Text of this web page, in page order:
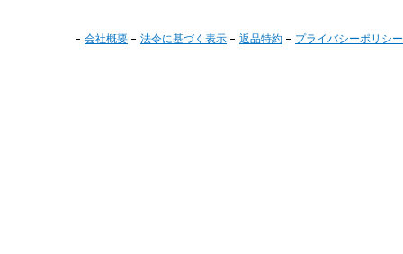
会社概要 法令に基づく表示 返品特約 プライバシーポリシー